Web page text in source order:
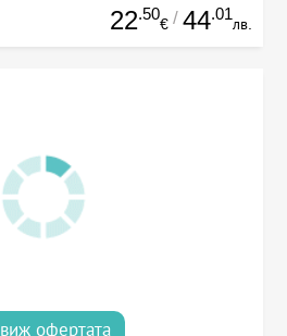
22.50
€ / 44.01
лв.
виж офертата